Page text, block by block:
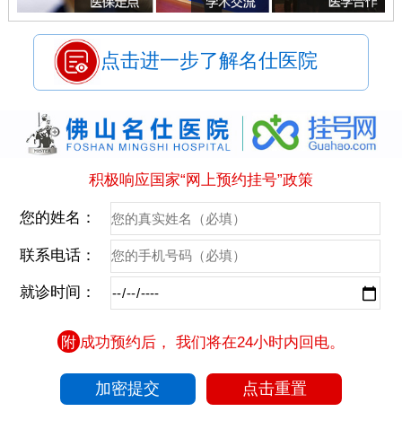
点击进一步了解名仕医院
积极响应国家“网上预约挂号”政策
您的姓名：
联系电话：
就诊时间：
附 成功预约后， 我们将在24小时内回电。